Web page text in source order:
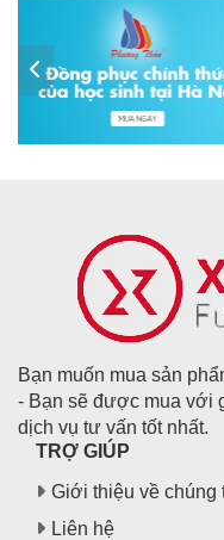
Bạn muốn mua sản
- Bạn sẽ được mua với
dịch vụ tư vấn tốt nhất.
TRỢ GIÚP
Giới thiệu về chúng
Liên hệ